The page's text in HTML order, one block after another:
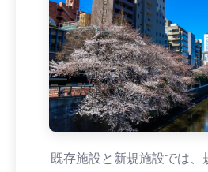
既存施設と新規施設では、